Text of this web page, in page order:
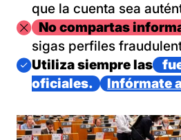
que la cuenta sea
ImagenNo compartas
sigas perfiles
Imagen
Utiliza siempre las
oficiales.
Infórmate